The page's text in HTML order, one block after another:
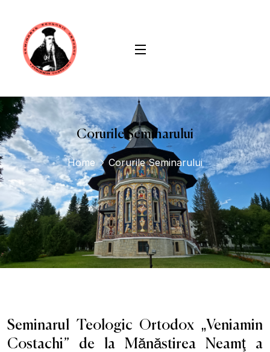
Corurile Seminarului
Home Corurile Seminarului
Seminarul Teologic Ortodox „Veniamin
Costachi” de la Mănăstirea Neamţ a